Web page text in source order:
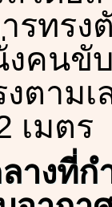
รทรง
คนขั
งตาม
เมตร
างที่